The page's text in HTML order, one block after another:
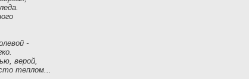
-
верой,
теплом...